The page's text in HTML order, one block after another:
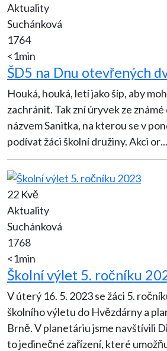
Aktuality
Suchánková
1764
<1min
ŠD5 na Dnu otevřených
Houká, houká, letí jako šíp, aby
zachránit. Tak zní úryvek ze
názvem Sanitka, na kterou se v
podívat žáci školní družiny. Akci or...
22 Kvě
Aktuality
Suchánková
1768
<1min
Školní výlet 5. ročníku
V úterý 16. 5. 2023 se žáci 5.
školního výletu do Hvězdárny a
Brně. V planetáriu jsme navštívili
to jedinečné zařízení, které